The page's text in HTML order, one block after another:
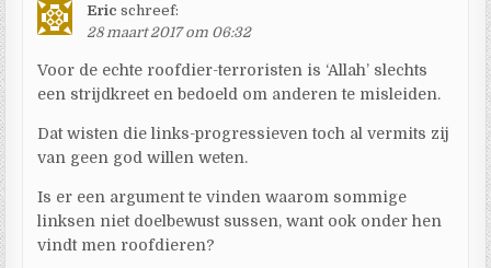
Eric schreef:
28 maart 2017 om 06:32
Voor de echte roofdier-terroristen is ‘Allah’ slechts
een strijdkreet en bedoeld om anderen te misleiden.
Dat wisten die links-progressieven toch al vermits zij
van geen god willen weten.
Is er een argument te vinden waarom sommige
linksen niet doelbewust sussen, want ook onder hen
vindt men roofdieren?